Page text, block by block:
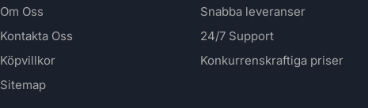
Om Oss
Kontakta Oss
Köpvillkor
Sitemap
Snabba leveranser
24/7 Support
Konkurrenskraftiga priser